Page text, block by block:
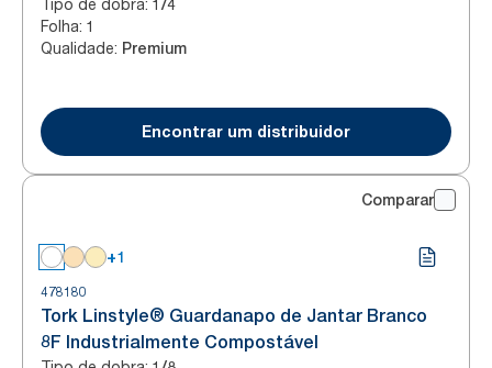
Tipo de dobra: 1/4
Folha: 1
Qualidade: Premium
Encontrar um distribuidor
Comparar
+1
478180
Tork Linstyle® Guardanapo de Jantar Branco
8F Industrialmente Compostável